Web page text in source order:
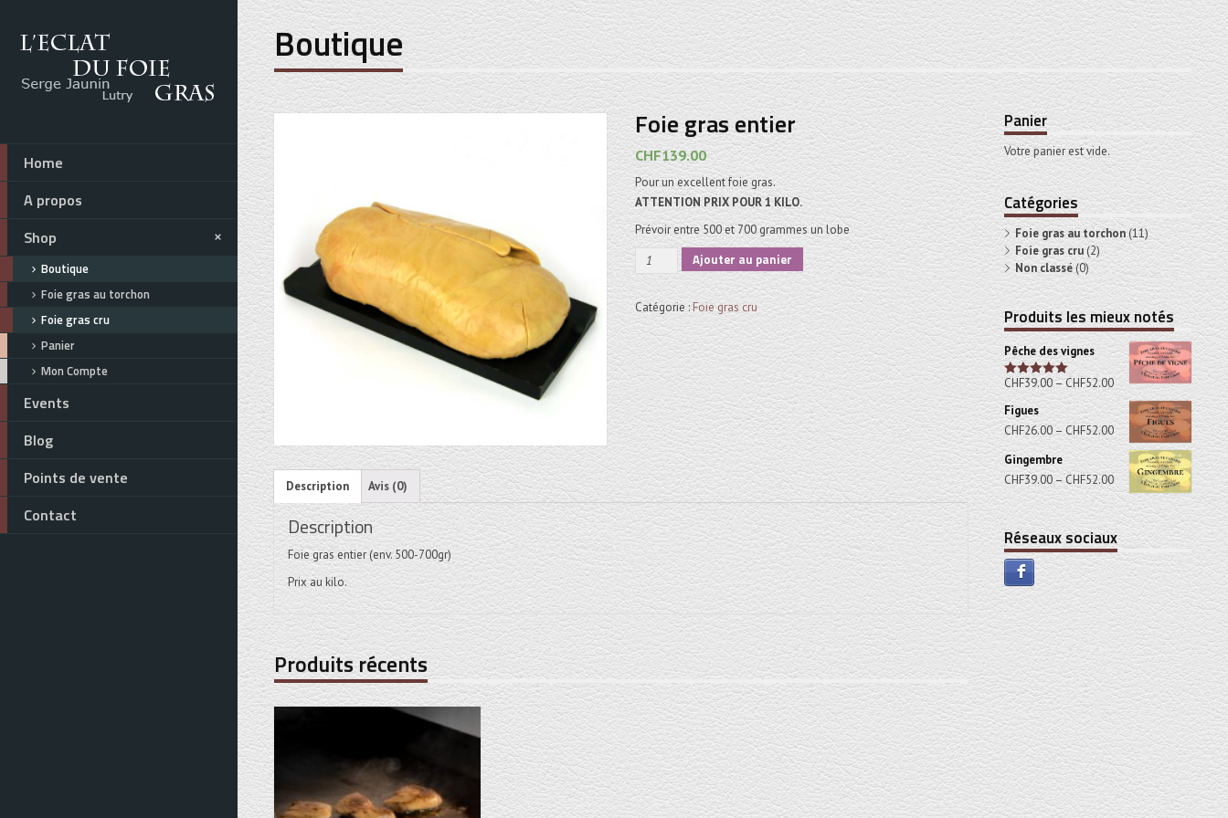
Home
A propos
Shop
Boutique
Foie gras au torchon
Foie gras cru
Panier
Mon Compte
Events
Blog
Points de vente
Contact
Boutique
Foie gras entier
CHF139.00
Pour un excellent foie gras.
ATTENTION PRIX POUR 1 KILO.
Prévoir entre 500 et 700 grammes un lobe
quantité
de
Foie
gras
entier
Ajouter au panier
Catégorie :Foie gras cru
Description Avis (0)
Description
Foie gras entier (env. 500-700gr)
Prix au kilo.
Produits récents
Panier
Votre panier est vide.
Catégories
Foie gras au torchon(11)
Foie gras cru(2)
Non classé(0)
Produits les mieux notés
Pêche des vignes
Note5.00
sur 5
CHF39.00–CHF52.00
Figues
CHF26.00– CHF52.00
Gingembre
CHF39.00–CHF52.00
Réseaux sociaux